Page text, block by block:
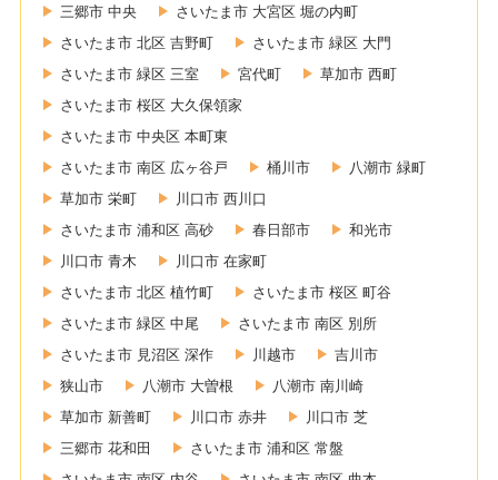
三郷市 中央
さいたま市 大宮区 堀の内町
さいたま市 北区 吉野町
さいたま市 緑区 大門
さいたま市 緑区 三室
宮代町
草加市 西町
さいたま市 桜区 大久保領家
さいたま市 中央区 本町東
さいたま市 南区 広ヶ谷戸
桶川市
八潮市 緑町
草加市 栄町
川口市 西川口
さいたま市 浦和区 高砂
春日部市
和光市
川口市 青木
川口市 在家町
さいたま市 北区 植竹町
さいたま市 桜区 町谷
さいたま市 緑区 中尾
さいたま市 南区 別所
さいたま市 見沼区 深作
川越市
吉川市
狭山市
八潮市 大曽根
八潮市 南川崎
草加市 新善町
川口市 赤井
川口市 芝
三郷市 花和田
さいたま市 浦和区 常盤